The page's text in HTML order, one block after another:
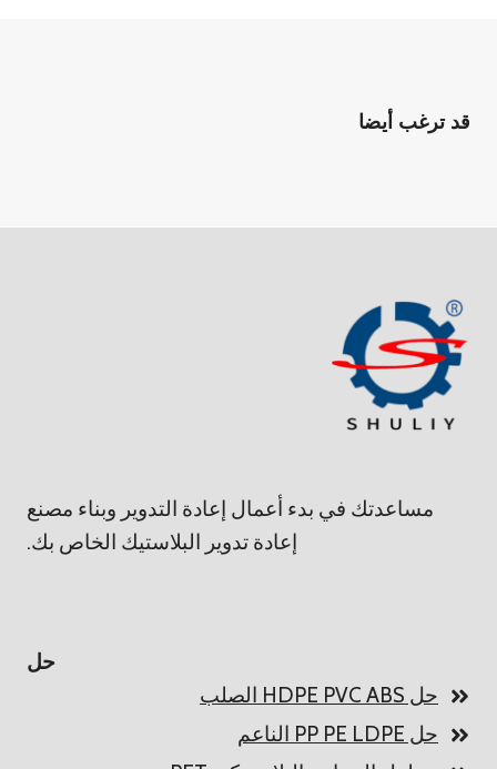
قد ترغب أيضا
مساعدتك في بدء أعمال إعادة التدوير وبناء مصنع
إعادة تدوير البلاستيك الخاص بك.
حل
حل HDPE PVC ABS الصلب
حل PP PE LDPE الناعم